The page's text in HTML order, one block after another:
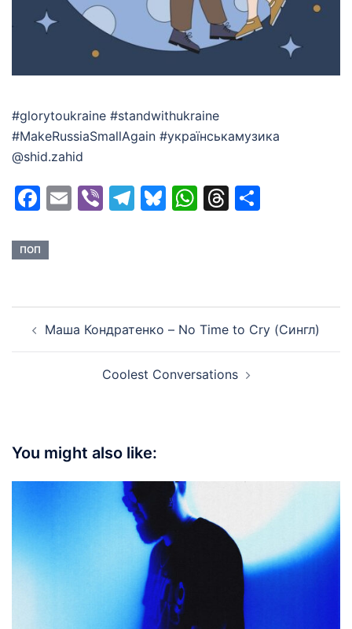
#glorytoukraine #standwithukraine
#MakeRussiaSmallAgain #українськамузика
@shid.zahid
Facebook
EmailViberTelegram
Bluesky
WhatsApp
Threads
ПОП
navigation
Маша Кондратенко – No Time to Cry (Сингл)
Coolest Conversations
You might also like: